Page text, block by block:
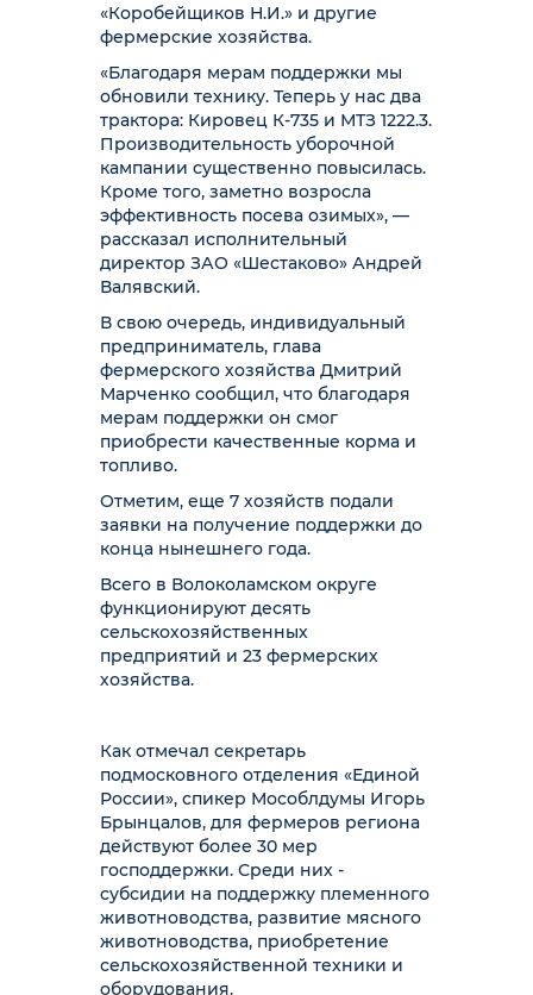
«Коробейщиков Н.И.» и другие
фермерские хозяйства.
«Благодаря мерам поддержки мы
обновили технику. Теперь у нас два
трактора: Кировец К-735 и МТЗ 1222.3.
Производительность уборочной
кампании существенно повысилась.
Кроме того, заметно возросла
эффективность посева озимых», —
рассказал исполнительный
директор ЗАО «Шестаково» Андрей
Валявский.
В свою очередь, индивидуальный
предприниматель, глава
фермерского хозяйства Дмитрий
Марченко сообщил, что благодаря
мерам поддержки он смог
приобрести качественные корма и
топливо.
Отметим, еще 7 хозяйств подали
заявки на получение поддержки до
конца нынешнего года.
Всего в Волоколамском округе
функционируют десять
сельскохозяйственных
предприятий и 23 фермерских
хозяйства.
Как отмечал секретарь
подмосковного отделения «Единой
России», спикер Мособлдумы Игорь
Брынцалов, для фермеров региона
действуют более 30 мер
господдержки. Среди них -
субсидии на поддержку племенного
животноводства, развитие мясного
животноводства, приобретение
сельскохозяйственной техники и
оборудования.